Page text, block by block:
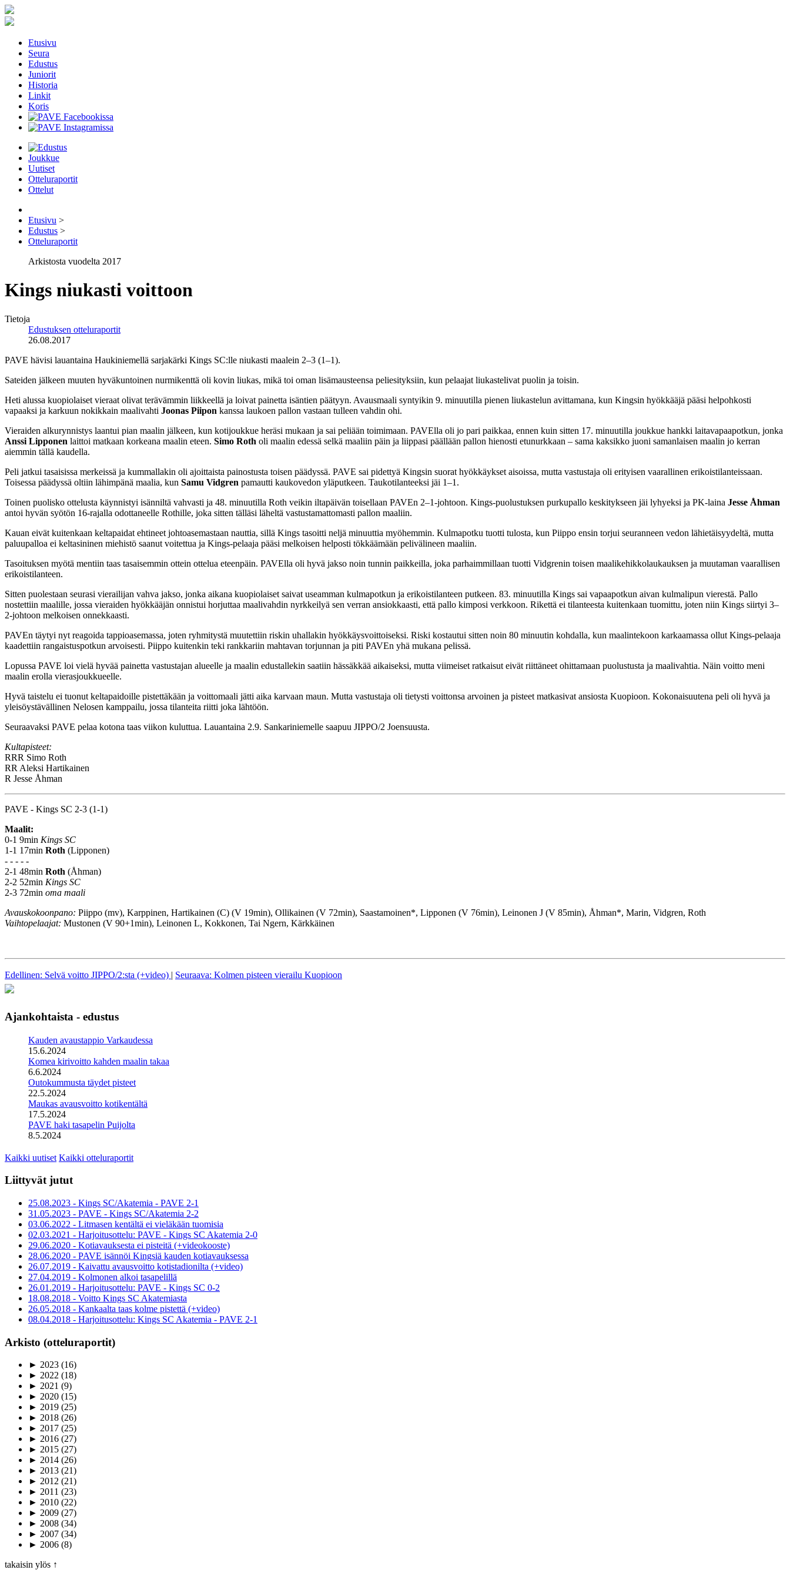
Etusivu
Seura
Edustus
Juniorit
Historia
Linkit
Koris
Joukkue
Uutiset
Otteluraportit
Ottelut
Etusivu >
Edustus >
Otteluraportit
Arkistosta vuodelta 2017
Kings niukasti voittoon
Tietoja
Edustuksen otteluraportit
26.08.2017
PAVE hävisi lauantaina Haukiniemellä sarjakärki Kings SC:lle niukasti maalein 2–3 (1–1).
Sateiden jälkeen muuten hyväkuntoinen nurmikenttä oli kovin liukas, mikä toi oman lisämausteensa peliesityksiin, kun pelaajat liukastelivat puolin ja toisin.
Heti alussa kuopiolaiset vieraat olivat terävämmin liikkeellä ja loivat painetta isäntien päätyyn. Avausmaali syntyikin 9. minuutilla pienen liukastelun avittamana, kun Kingsin hyökkääjä pääsi helpohkosti
vapaaksi ja karkuun nokikkain maalivahti Joonas Piipon kanssa laukoen pallon vastaan tulleen vahdin ohi.
Vieraiden alkurynnistys laantui pian maalin jälkeen, kun kotijoukkue heräsi mukaan ja sai peliään toimimaan. PAVElla oli jo pari paikkaa, ennen kuin sitten 17. minuutilla joukkue hankki laitavapaapotkun, jonka
Anssi Lipponen laittoi matkaan korkeana maalin eteen. Simo Roth oli maalin edessä selkä maaliin päin ja liippasi päällään pallon hienosti etunurkkaan – sama kaksikko juoni samanlaisen maalin jo kerran
aiemmin tällä kaudella.
Peli jatkui tasaisissa merkeissä ja kummallakin oli ajoittaista painostusta toisen päädyssä. PAVE sai pidettyä Kingsin suorat hyökkäykset aisoissa, mutta vastustaja oli erityisen vaarallinen erikoistilanteissaan.
Toisessa päädyssä oltiin lähimpänä maalia, kun Samu Vidgren pamautti kaukovedon yläputkeen. Taukotilanteeksi jäi 1–1.
Toinen puolisko ottelusta käynnistyi isänniltä vahvasti ja 48. minuutilla Roth veikin iltapäivän toisellaan PAVEn 2–1-johtoon. Kings-puolustuksen purkupallo keskitykseen jäi lyhyeksi ja PK-laina Jesse Åhman
antoi hyvän syötön 16-rajalla odottaneelle Rothille, joka sitten tälläsi läheltä vastustamattomasti pallon maaliin.
Kauan eivät kuitenkaan keltapaidat ehtineet johtoasemastaan nauttia, sillä Kings tasoitti neljä minuuttia myöhemmin. Kulmapotku tuotti tulosta, kun Piippo ensin torjui seuranneen vedon lähietäisyydeltä, mutta
paluupalloa ei keltasininen miehistö saanut voitettua ja Kings-pelaaja pääsi melkoisen helposti tökkäämään pelivälineen maaliin.
Tasoituksen myötä mentiin taas tasaisemmin ottein ottelua eteenpäin. PAVElla oli hyvä jakso noin tunnin paikkeilla, joka parhaimmillaan tuotti Vidgrenin toisen maalikehikkolaukauksen ja muutaman vaarallisen
erikoistilanteen.
Sitten puolestaan seurasi vierailijan vahva jakso, jonka aikana kuopiolaiset saivat useamman kulmapotkun ja erikoistilanteen putkeen. 83. minuutilla Kings sai vapaapotkun aivan kulmalipun vierestä. Pallo
nostettiin maalille, jossa vieraiden hyökkääjän onnistui horjuttaa maalivahdin nyrkkeilyä sen verran ansiokkaasti, että pallo kimposi verkkoon. Rikettä ei tilanteesta kuitenkaan tuomittu, joten niin Kings siirtyi 3–
2-johtoon melkoisen onnekkaasti.
PAVEn täytyi nyt reagoida tappioasemassa, joten ryhmitystä muutettiin riskin uhallakin hyökkäysvoittoiseksi. Riski kostautui sitten noin 80 minuutin kohdalla, kun maalintekoon karkaamassa ollut Kings-pelaaja
kaadettiin rangaistuspotkun arvoisesti. Piippo kuitenkin teki rankkariin mahtavan torjunnan ja piti PAVEn yhä mukana pelissä.
Lopussa PAVE loi vielä hyvää painetta vastustajan alueelle ja maalin edustallekin saatiin hässäkkää aikaiseksi, mutta viimeiset ratkaisut eivät riittäneet ohittamaan puolustusta ja maalivahtia. Näin voitto meni
maalin erolla vierasjoukkueelle.
Hyvä taistelu ei tuonut keltapaidoille pistettäkään ja voittomaali jätti aika karvaan maun. Mutta vastustaja oli tietysti voittonsa arvoinen ja pisteet matkasivat ansiosta Kuopioon. Kokonaisuutena peli oli hyvä ja
yleisöystävällinen Nelosen kamppailu, jossa tilanteita riitti joka lähtöön.
Seuraavaksi PAVE pelaa kotona taas viikon kuluttua. Lauantaina 2.9. Sankariniemelle saapuu JIPPO/2 Joensuusta.
Kultapisteet:
RRR Simo Roth
RR Aleksi Hartikainen
R Jesse Åhman
PAVE - Kings SC 2-3 (1-1)
Maalit:
0-1 9min Kings SC
1-1 17min Roth (Lipponen)
- - - - -
2-1 48min Roth (Åhman)
2-2 52min Kings SC
2-3 72min oma maali
Avauskokoonpano: Piippo (mv), Karppinen, Hartikainen (C) (V 19min), Ollikainen (V 72min), Saastamoinen*, Lipponen (V 76min), Leinonen J (V 85min), Åhman*, Marin, Vidgren, Roth
Vaihtopelaajat: Mustonen (V 90+1min), Leinonen L, Kokkonen, Tai Ngern, Kärkkäinen
Edellinen: Selvä voitto JIPPO/2:sta (+video) | Seuraava: Kolmen pisteen vierailu Kuopioon
Ajankohtaista - edustus
Kauden avaustappio Varkaudessa
15.6.2024
Komea kirivoitto kahden maalin takaa
6.6.2024
Outokummusta täydet pisteet
22.5.2024
Maukas avausvoitto kotikentältä
17.5.2024
PAVE haki tasapelin Puijolta
8.5.2024
Kaikki uutiset Kaikki otteluraportit
Liittyvät jutut
25.08.2023 - Kings SC/Akatemia - PAVE 2-1
31.05.2023 - PAVE - Kings SC/Akatemia 2-2
03.06.2022 - Litmasen kentältä ei vieläkään tuomisia
02.03.2021 - Harjoitusottelu: PAVE - Kings SC Akatemia 2-0
29.06.2020 - Kotiavauksesta ei pisteitä (+videokooste)
28.06.2020 - PAVE isännöi Kingsiä kauden kotiavauksessa
26.07.2019 - Kaivattu avausvoitto kotistadionilta (+video)
27.04.2019 - Kolmonen alkoi tasapelillä
26.01.2019 - Harjoitusottelu: PAVE - Kings SC 0-2
18.08.2018 - Voitto Kings SC Akatemiasta
26.05.2018 - Kankaalta taas kolme pistettä (+video)
08.04.2018 - Harjoitusottelu: Kings SC Akatemia - PAVE 2-1
Arkisto (otteluraportit)
► 2023 (16)
► 2022 (18)
► 2021 (9)
► 2020 (15)
► 2019 (25)
► 2018 (26)
► 2017 (25)
► 2016 (27)
► 2015 (27)
► 2014 (26)
► 2013 (21)
► 2012 (21)
► 2011 (23)
► 2010 (22)
► 2009 (27)
► 2008 (34)
► 2007 (34)
► 2006 (8)
takaisin ylös ↑